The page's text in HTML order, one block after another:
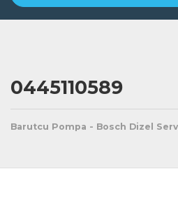
0445110589
Barutcu Pompa - Bosch Dizel